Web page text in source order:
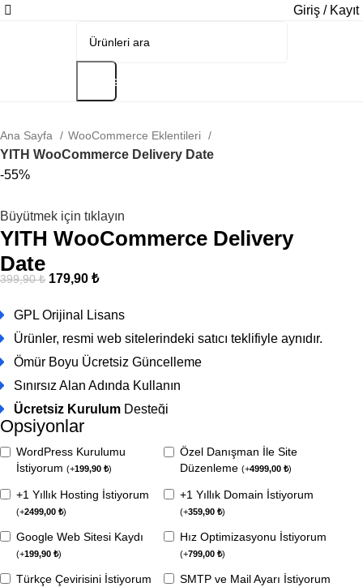
Giriş / Kayıt
Arama
Ana Sayfa WooCommerce Eklentileri
YITH WooCommerce Delivery Date
-55%
Büyütmek için tıklayın
YITH WooCommerce Delivery
Date
399,90₺ 179,90₺
GPL Orijinal Lisans
Ürünler, resmi web sitelerindeki satıcı teklifiyle aynıdır.
Ömür Boyu Ücretsiz Güncelleme
Sınırsız Alan Adında Kullanın
Ücretsiz Kurulum Desteği
Opsiyonlar
WordPress Kurulumu
İstiyorum(+199,90₺)
Özel Danışman İle Site
Düzenleme(+4999,00₺)
+1 Yıllık Hosting İstiyorum
(+2499,00₺)
+1 Yıllık Domain İstiyorum
(+359,90₺)
Google Web Sitesi Kaydı
(+199,90₺)
Hız Optimizasyonu İstiyorum
(+799,00₺)
Türkçe Çevirisini İstiyorum SMTP ve Mail Ayarı İstiyorum